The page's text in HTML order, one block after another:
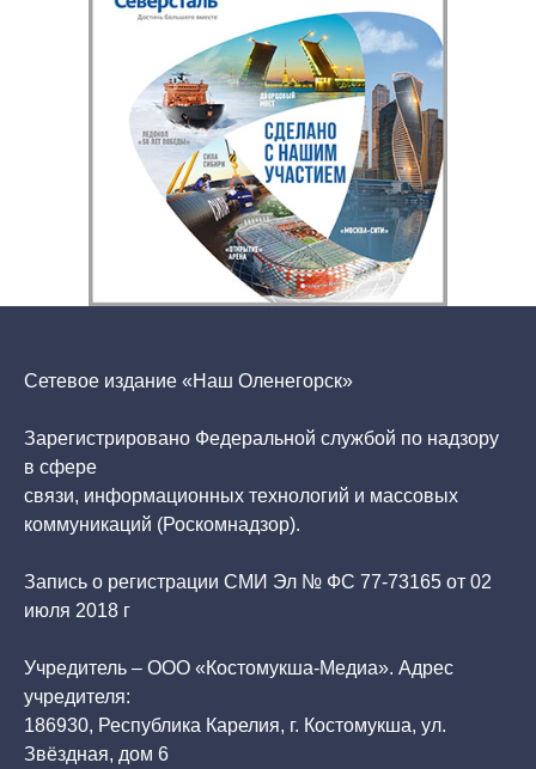
Сетевое издание «Наш Оленегорск»
Зарегистрировано Федеральной службой по надзору
в сфере
связи, информационных технологий и массовых
коммуникаций (Роскомнадзор).
Запись о регистрации СМИ Эл № ФС 77-73165 от 02
июля 2018 г
Учредитель – ООО «Костомукша-Медиа». Адрес
учредителя:
186930, Республика Карелия, г. Костомукша, ул.
Звёздная, дом 6